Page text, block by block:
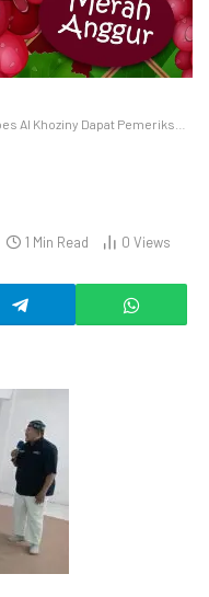
Dapat Pemeriksaan TB dan Kesehatan
1 Min Read 0 Views